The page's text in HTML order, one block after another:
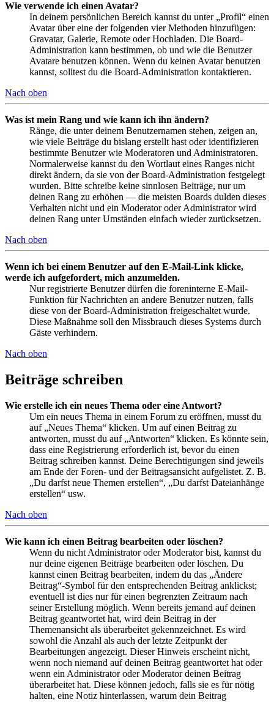
Wie verwende ich einen Avatar?
In deinem persönlichen Bereich kannst du unter „Profil“ einen
Avatar über eine der folgenden vier Methoden hinzufügen:
Gravatar, Galerie, Remote oder Hochladen. Die Board-
Administration kann bestimmen, ob und wie die Benutzer
Avatare benutzen können. Wenn du keinen Avatar benutzen
kannst, solltest du die Board-Administration kontaktieren.
Nach oben
Was ist mein Rang und wie kann ich ihn ändern?
Ränge, die unter deinem Benutzernamen stehen, zeigen an,
wie viele Beiträge du bislang erstellt hast oder identifizieren
bestimmte Benutzer wie Moderatoren und Administratoren.
Normalerweise kannst du den Wortlaut eines Ranges nicht
direkt ändern, da sie von der Board-Administration festgelegt
wurden. Bitte schreibe keine sinnlosen Beiträge, nur um
deinen Rang zu erhöhen — die meisten Boards dulden dieses
Verhalten nicht und ein Moderator oder Administrator wird
deinen Rang unter Umständen einfach wieder zurücksetzen.
Nach oben
Wenn ich bei einem Benutzer auf den E-Mail-Link klicke,
werde ich aufgefordert, mich anzumelden.
Nur registrierte Benutzer dürfen die foreninterne E-Mail-
Funktion für Nachrichten an andere Benutzer nutzen, falls
diese von der Board-Administration freigeschaltet wurde.
Diese Maßnahme soll den Missbrauch dieses Systems durch
Gäste verhindern.
Nach oben
Beiträge schreiben
Wie erstelle ich ein neues Thema oder eine Antwort?
Um ein neues Thema in einem Forum zu eröffnen, musst du
auf „Neues Thema“ klicken. Um auf einen Beitrag zu
antworten, musst du auf „Antworten“ klicken. Es könnte sein,
dass eine Registrierung erforderlich ist, bevor du einen
Beitrag schreiben kannst. Deine Berechtigungen sind jeweils
am Ende der Foren- und der Beitragsansicht aufgelistet. Z. B.
„Du darfst neue Themen erstellen“, „Du darfst Dateianhänge
erstellen“ usw.
Nach oben
Wie kann ich einen Beitrag bearbeiten oder löschen?
Wenn du nicht Administrator oder Moderator bist, kannst du
nur deine eigenen Beiträge bearbeiten oder löschen. Du
kannst einen Beitrag bearbeiten, indem du das „Ändere
Beitrag“-Symbol für den entsprechenden Beitrag anklickst;
eventuell ist dies nur für einen begrenzten Zeitraum nach
seiner Erstellung möglich. Wenn bereits jemand auf deinen
Beitrag geantwortet hat, wird dein Beitrag in der
Themenansicht als überarbeitet gekennzeichnet. Es wird
sowohl die Anzahl als auch der letzte Zeitpunkt der
Bearbeitungen angezeigt. Dieser Hinweis erscheint nicht,
wenn noch niemand auf deinen Beitrag geantwortet hat oder
wenn ein Administrator oder Moderator deinen Beitrag
überarbeitet hat. Diese können jedoch, falls sie es für nötig
halten, eine Notiz hinterlassen, warum dein Beitrag